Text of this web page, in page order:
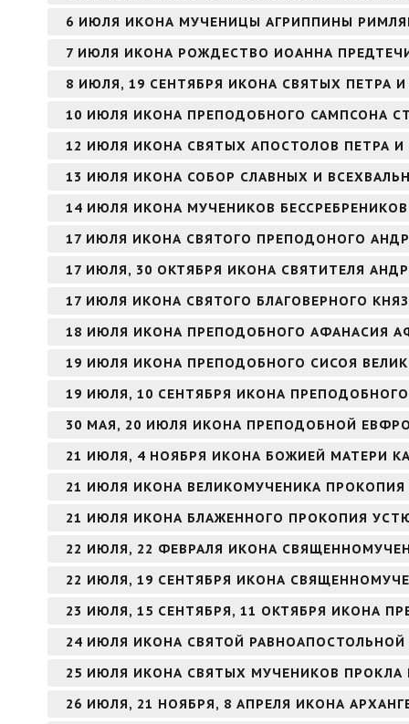
6 ИЮЛЯ ИКОНА МУЧЕНИЦЫ АГРИППИНЫ
7 ИЮЛЯ ИКОНА РОЖДЕСТВО ИОАННА
8 ИЮЛЯ, 19 СЕНТЯБРЯ ИКОНА СВЯТЫХ ПЕТРА
10 ИЮЛЯ ИКОНА ПРЕПОДОБНОГО САМПСОНА
12 ИЮЛЯ ИКОНА СВЯТЫХ АПОСТОЛОВ ПЕТРА И
13 ИЮЛЯ ИКОНА СОБОР СЛАВНЫХ И
14 ИЮЛЯ ИКОНА МУЧЕНИКОВ
17 ИЮЛЯ ИКОНА СВЯТОГО ПРЕПОДОНОГО
17 ИЮЛЯ, 30 ОКТЯБРЯ ИКОНА СВЯТИТЕЛЯ
17 ИЮЛЯ ИКОНА СВЯТОГО БЛАГОВЕРНОГО
18 ИЮЛЯ ИКОНА ПРЕПОДОБНОГО АФАНАСИЯ
19 ИЮЛЯ ИКОНА ПРЕПОДОБНОГО СИСОЯ
19 ИЮЛЯ, 10 СЕНТЯБРЯ ИКОНА
30 МАЯ, 20 ИЮЛЯ ИКОНА ПРЕПОДОБНОЙ
21 ИЮЛЯ, 4 НОЯБРЯ ИКОНА БОЖИЕЙ МАТЕРИ
21 ИЮЛЯ ИКОНА ВЕЛИКОМУЧЕНИКА ПРОКОПИЯ
21 ИЮЛЯ ИКОНА БЛАЖЕННОГО ПРОКОПИЯ
22 ИЮЛЯ, 22 ФЕВРАЛЯ ИКОНА
22 ИЮЛЯ, 19 СЕНТЯБРЯ ИКОНА
23 ИЮЛЯ, 15 СЕНТЯБРЯ, 11 ОКТЯБРЯ ИКОНА
24 ИЮЛЯ ИКОНА СВЯТОЙ
25 ИЮЛЯ ИКОНА СВЯТЫХ МУЧЕНИКОВ ПРОКЛА
26 ИЮЛЯ, 21 НОЯБРЯ, 8 АПРЕЛЯ ИКОНА